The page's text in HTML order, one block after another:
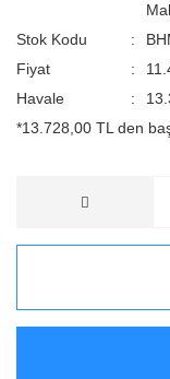
Stok Kodu
Fiyat
Havale
*13.728,00 TL den